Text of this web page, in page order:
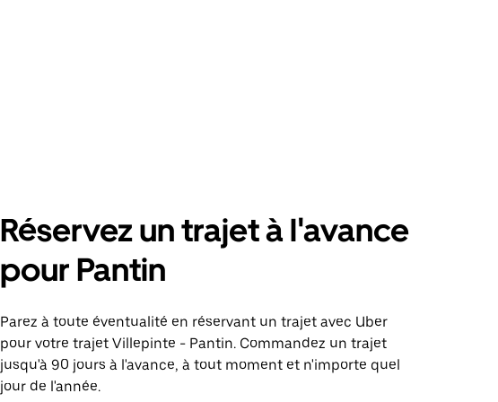
Réservez un trajet à l'avance
pour Pantin
Parez à toute éventualité en réservant un trajet avec Uber
pour votre trajet Villepinte - Pantin. Commandez un trajet
jusqu'à 90 jours à l'avance, à tout moment et n'importe quel
jour de l'année.